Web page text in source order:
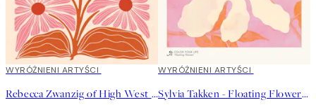
40%*
WYRÓŻNIENI ARTYŚCI
Rebecca Zwanzig of High West Wild - Paige Plakat
40%*
WYRÓŻNIENI ARTYŚCI
Sylvia Takken - Floating Flowers Plakat